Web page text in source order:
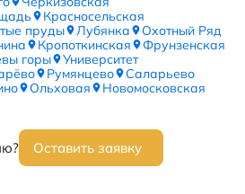
Красносельская
пруды Лубянка
Охотный Ряд
Кропоткинская
Фрунзенская
горы
Университет
Румянцево
Саларьево
Ольховая
Новомосковская
Оставить заявку